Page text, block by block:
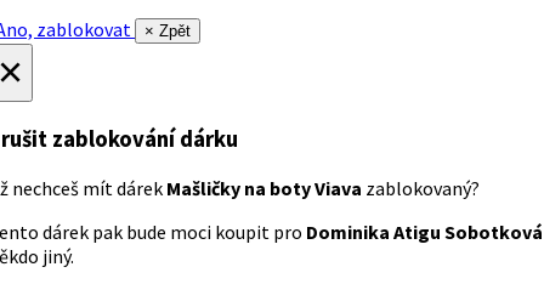
zablokovat
× Zpět
zablokování dárku
nechceš mít dárek Mašličky na boty Viava zablokovaný?
dárek pak bude moci koupit pro Dominika Atigu Sobotková
jiný.